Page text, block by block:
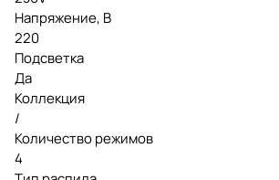
Напряжение, В
220
Подсветка
Да
Коллекция
/
Количество режимов
4